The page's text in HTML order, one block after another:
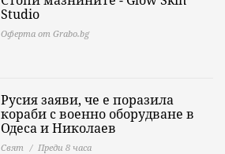
Studio
Оферта от Grabo.bg
Русия заяви, че е поразила
кораби с военно оборудване в
Одеса и Николаев
Свят Преди 8 часа